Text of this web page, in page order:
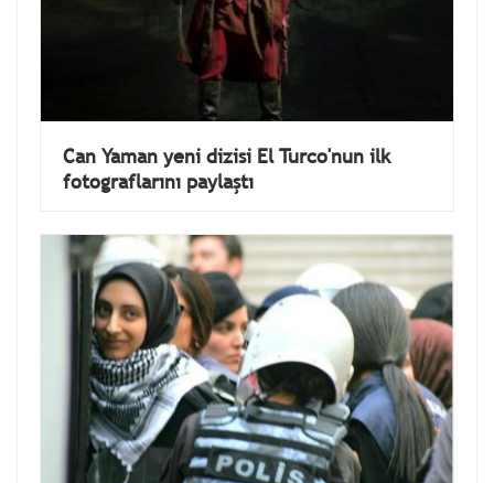
Can Yaman yeni dizisi El Turco'nun ilk
fotograflarını paylaştı